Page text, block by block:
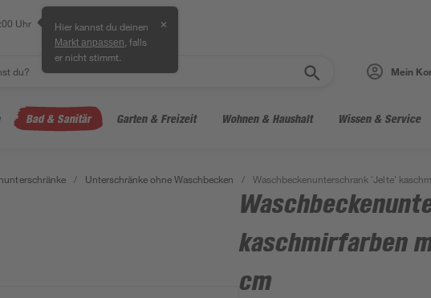
Uhr Hier kannst du deinen
Markt anpassen , falls
er nicht stimmt.
✕
Mein
Bad & Sanitär Garten & Freizeit Wohnen & Haushalt Wissen & Service
/ Unterschränke ohne Waschbecken / Waschbeckenunterschrank 'Jelte'
kaschmirfarben
cm